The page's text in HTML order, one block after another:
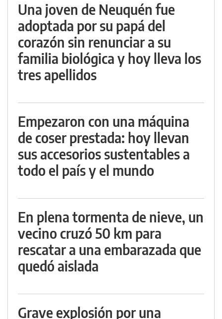
Una joven de Neuquén fue
adoptada por su papá del
corazón sin renunciar a su
familia biológica y hoy lleva los
tres apellidos
Empezaron con una máquina
de coser prestada: hoy llevan
sus accesorios sustentables a
todo el país y el mundo
En plena tormenta de nieve, un
vecino cruzó 50 km para
rescatar a una embarazada que
quedó aislada
Grave explosión por una